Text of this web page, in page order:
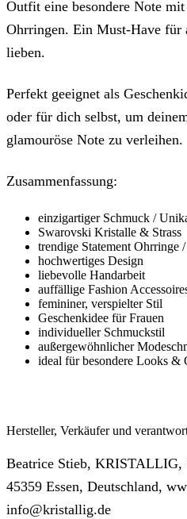
Outfit eine besondere Note mit
Ohrringen. Ein Must-Have für
lieben.
Perfekt geeignet als
oder für dich selbst, um
glamouröse Note zu verleihen.
Zusammenfassung:
einzigartiger Schmuck /
Swarovski Kristalle & Strass
trendige Statement Ohrringe
hochwertiges Design
liebevolle Handarbeit
auffällige Fashion
femininer, verspielter Stil
Geschenkidee für Frauen
individueller Schmuckstil
außergewöhnlicher
ideal für besondere Looks &
Hersteller, Verkäufer und
Beatrice Stieb, KRISTALLIG,
45359 Essen, Deutschland,
info@kristallig.de